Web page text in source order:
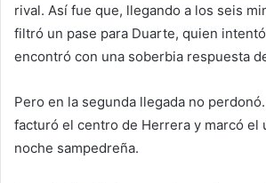
rival. Así fue que, llegando a los seis
filtró un pase para Duarte, quien
encontró con una soberbia respuesta
Pero en la segunda llegada no
facturó el centro de Herrera y marcó el
noche sampedreña.